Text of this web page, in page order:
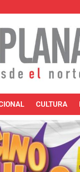
CULTURA